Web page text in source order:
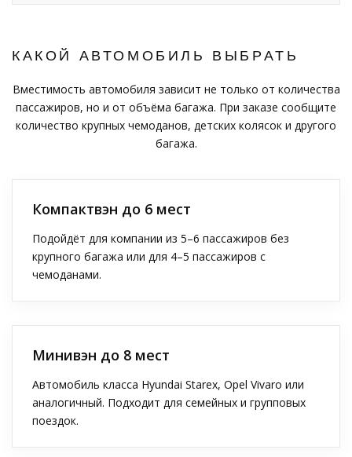
КАКОЙ АВТОМОБИЛЬ ВЫБРАТЬ
Вместимость автомобиля зависит не только от количества
пассажиров, но и от объёма багажа. При заказе сообщите
количество крупных чемоданов, детских колясок и другого
багажа.
Компактвэн до 6 мест
Подойдёт для компании из 5–6 пассажиров без
крупного багажа или для 4–5 пассажиров с
чемоданами.
Минивэн до 8 мест
Автомобиль класса Hyundai Starex, Opel Vivaro или
аналогичный. Подходит для семейных и групповых
поездок.